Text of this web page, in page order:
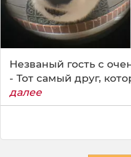
Незваный гость с
- Тот самый друг,
далее